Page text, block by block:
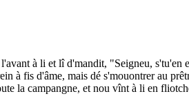
à li et lî d'mandit, "Seigneu,
fis d'âme, mais dé s'mouontrer au
la campangne, et nou vînt à li en